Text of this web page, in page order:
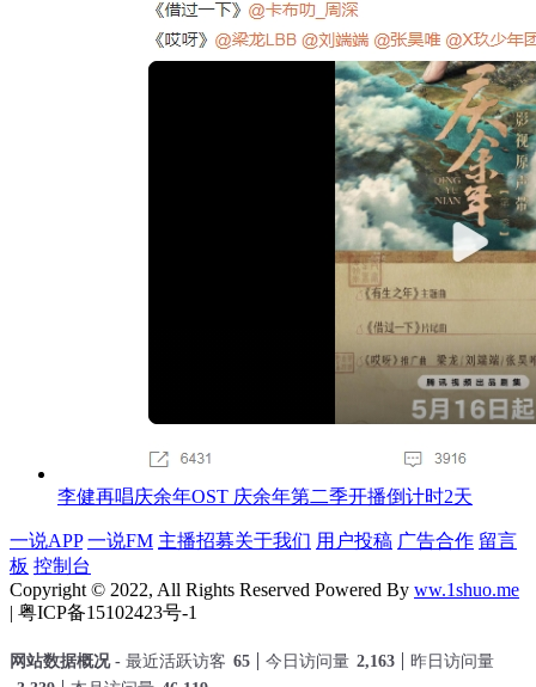
李健再唱庆余年OST 庆余年第二季开播倒计时2天
一说APP 一说FM 主播招募关于我们 用户投稿 广告合作 留言
板 控制台
Copyright © 2022, All Rights Reserved Powered By ww.1shuo.me
| 粤ICP备15102423号-1
网站数据概况 - 最近活跃访客 65 今日访问量 2,163
昨日访问量